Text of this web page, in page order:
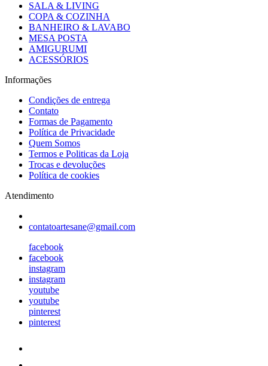
SALA & LIVING
COPA & COZINHA
BANHEIRO & LAVABO
MESA POSTA
AMIGURUMI
ACESSÓRIOS
Informações
Condições de entrega
Contato
Formas de Pagamento
Política de Privacidade
Quem Somos
Termos e Politicas da Loja
Trocas e devoluções
Política de cookies
Atendimento
contatoartesane@gmail.com
facebook
facebook
instagram
instagram
youtube
youtube
pinterest
pinterest